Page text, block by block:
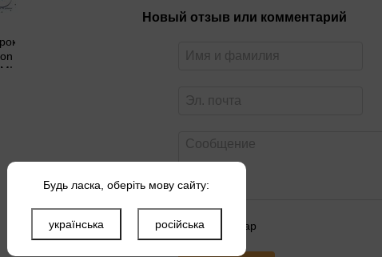
Новый отзыв или комментарий
Оцените товар
Будь ласка, оберіть мову сайту:
українська російська